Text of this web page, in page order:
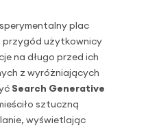
plac
przygód użytkownicy
na długo przed ich
z wyróżniających
Search Generative
sztuczną
wyświetlając